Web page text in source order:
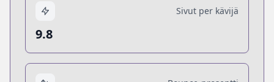
Sivut per kävijä
9.8